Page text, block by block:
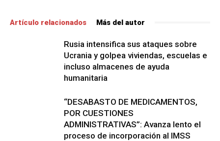
Artículo relacionados Más del autor
Rusia intensifica sus ataques sobre
Ucrania y golpea viviendas, escuelas e
incluso almacenes de ayuda
humanitaria
“DESABASTO DE MEDICAMENTOS,
POR CUESTIONES
ADMINISTRATIVAS”: Avanza lento el
proceso de incorporación al IMSS